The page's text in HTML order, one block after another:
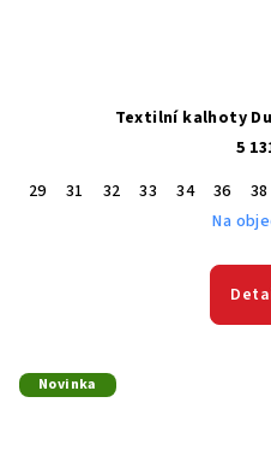
Textilní kalhoty
5
29
31 32 33 34 36 38
Na
Novinka